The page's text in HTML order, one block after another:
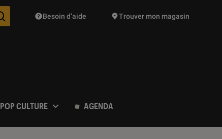
Des suggestions de produits vont vous être proposées
Besoin d’aide Trouver mon magasin
POP CULTURE AGENDA